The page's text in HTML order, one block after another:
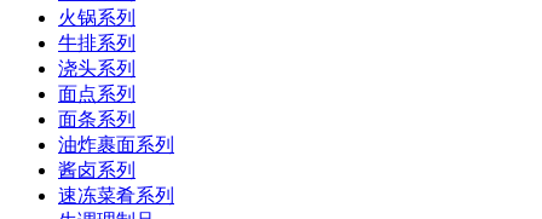
火锅系列
牛排系列
浇头系列
面点系列
面条系列
油炸裹面系列
酱卤系列
速冻菜肴系列